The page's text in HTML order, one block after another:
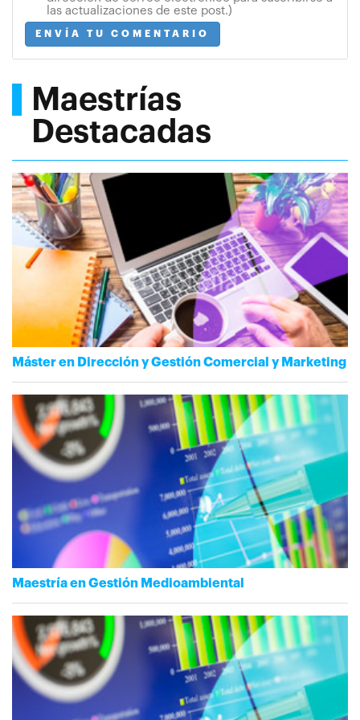
las actualizaciones de este post.)
ENVÍA TU COMENTARIO
Maestrías
Destacadas
Máster en Dirección y Gestión Comercial y Marketing
Maestría en Gestión Medioambiental